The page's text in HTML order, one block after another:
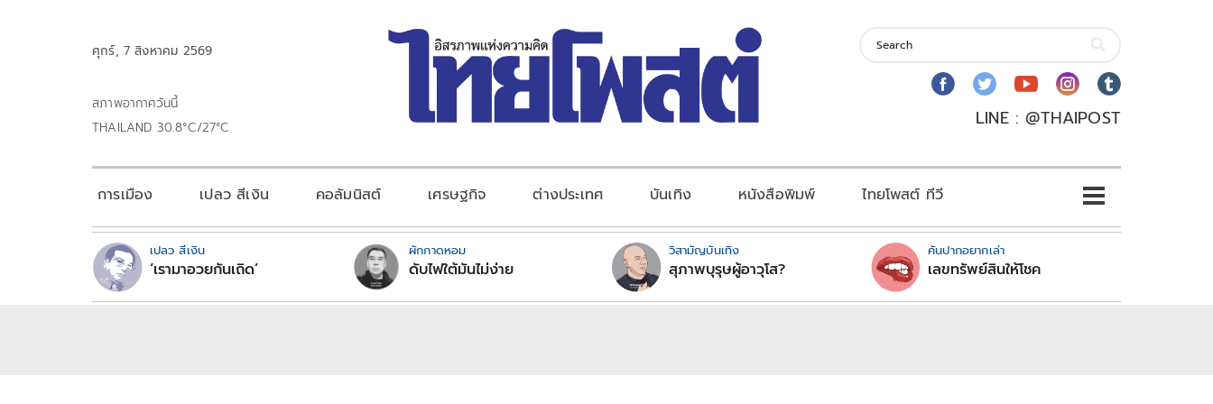
ศุกร์, 7 สิงหาคม 2569
สภาพอากาศวันนี้
THAILAND 30.8°C/27°C
LINE : @THAIPOST
การเมือง เปลว สีเงิน คอลัมนิสต์ เศรษฐกิจ ต่างประเทศ บันเทิง หนังสือพิมพ์ ไทยโพสต์ ทีวี
เปลว สีเงิน
‘เรามาอวยกันเถิด’
ผักกาดหอม
ดับไฟใต้มันไม่ง่าย
วิสามัญบันเทิง
สุภาพบุรุษผู้อาวุโส?
คันปากอยากเล่า
เลขทรัพย์สินให้โชค